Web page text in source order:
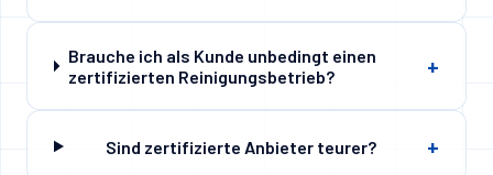
Brauche ich als Kunde unbedingt einen
zertifizierten Reinigungsbetrieb?
+
Sind zertifizierte Anbieter teurer? +